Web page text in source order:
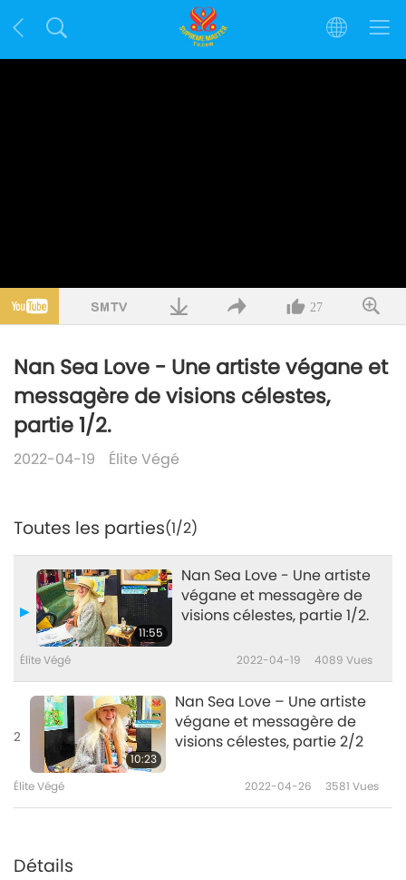
27
Nan Sea Love - Une artiste végane et
messagère de visions célestes,
partie 1/2.
2022-04-19 Élite Végé
Toutes les parties(1/2)
11:55
Nan Sea Love - Une artiste
végane et messagère de
visions célestes, partie 1/2.
Élite Végé 2022-04-19 4089 Vues
2
10:23
Nan Sea Love – Une artiste
végane et messagère de
visions célestes, partie 2/2
Élite Végé 2022-04-26 3581 Vues
Détails